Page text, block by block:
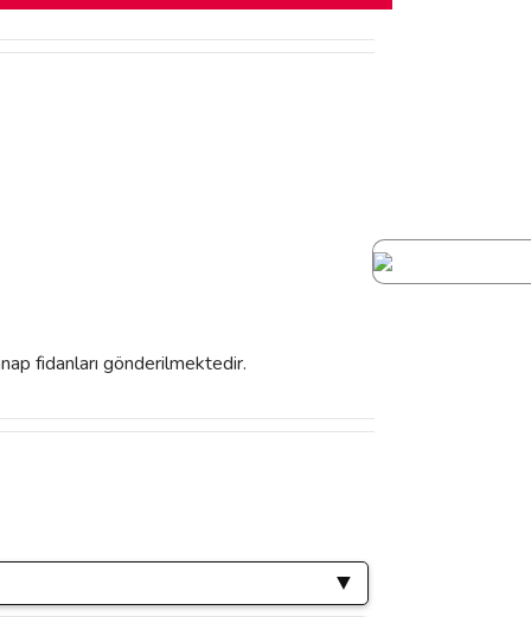
fidanları gönderilmektedir.